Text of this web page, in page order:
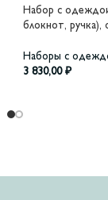
Набор с
блокнот, ручка),
Наборы с
3 830,00 ₽